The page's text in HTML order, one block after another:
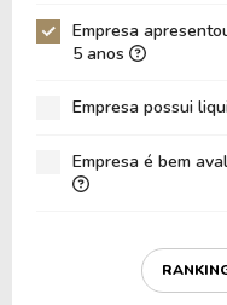
CAGR Lucros 5 anos
Empresa
5 anos
Empresa possui
Empresa é bem